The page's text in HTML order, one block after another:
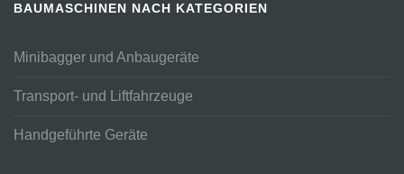
BAUMASCHINEN NACH KATEGORIEN
Minibagger und Anbaugeräte
Transport- und Liftfahrzeuge
Handgeführte Geräte